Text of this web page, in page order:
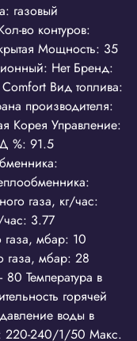
газовый
во контуров:
Мощность: 35
Нет Бренд:
Вид топлива:
производителя:
Корея Управление:
%: 91.5
газа, кг/час:
3.77
мбар: 10
газа, мбар: 28
Температура в
горячей
воды в
220-240/1/50 Макс.